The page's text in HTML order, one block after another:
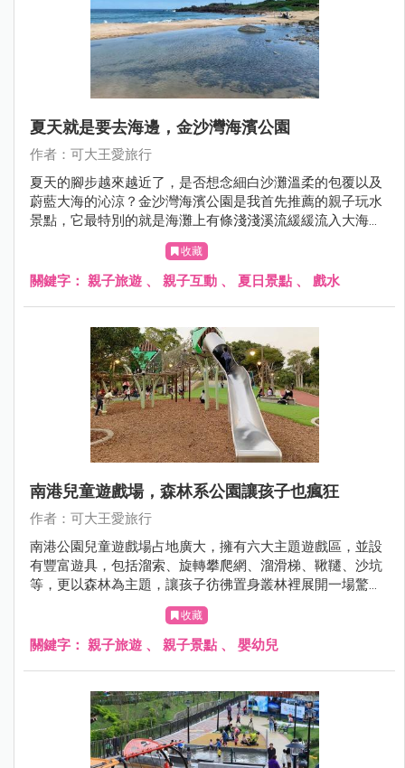
夏天就是要去海邊，金沙灣海濱公園
作者：可大王愛旅行
夏天的腳步越來越近了，是否想念細白沙灘溫柔的包覆以及
蔚藍大海的沁涼？金沙灣海濱公園是我首先推薦的親子玩水
景點，它最特別的就是海灘上有條淺淺溪流緩緩流入大海，
小孩可以在這淺灘玩水，溪水也不像海水那樣溼黏，更好清
理。溪水在內、海水在外所形成內外夾攻大力玩的特殊景
色，一旁還有公廁可免費沖洗，這樣方便安全的玩水景點不
收藏
關鍵字： 親子旅遊 、 親子互動 、 夏日景點 、 戲水
南港兒童遊戲場，森林系公園讓孩子也瘋狂
作者：可大王愛旅行
南港公園兒童遊戲場占地廣大，擁有六大主題遊戲區，並設
有豐富遊具，包括溜索、旋轉攀爬網、溜滑梯、鞦韆、沙坑
等，更以森林為主題，讓孩子彷彿置身叢林裡展開一場驚奇
收藏
關鍵字： 親子旅遊 、 親子景點 、 嬰幼兒